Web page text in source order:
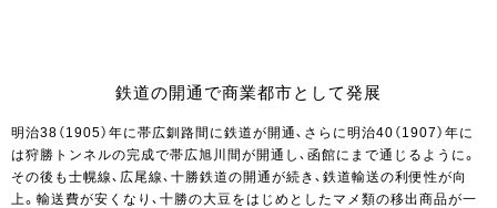
鉄道の開通で商業都市として発展
明治38（1905）年に帯広釧路間に鉄道が開通、さらに明治40（1907）年に
は狩勝トンネルの完成で帯広旭川間が開通し、函館にまで通じるように。
その後も士幌線、広尾線、十勝鉄道の開通が続き、鉄道輸送の利便性が向
上。輸送費が安くなり、十勝の大豆をはじめとしたマメ類の移出商品が一